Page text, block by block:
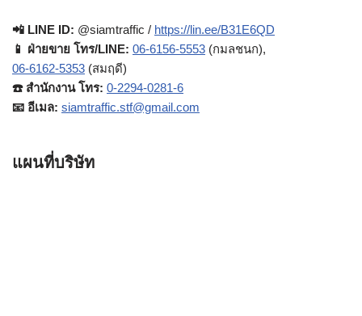
📲 LINE ID: @siamtraffic / https://lin.ee/B31E6QD
📱 ฝ่ายขาย โทร/LINE: 06-6156-5553 (กมลชนก),
06-6162-5353 (สมฤดี)
☎️ สำนักงาน โทร: 0-2294-0281-6
📧 อีเมล: siamtraffic.stf@gmail.com
แผนที่บริษัท